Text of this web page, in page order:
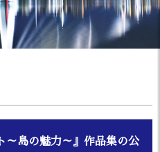
～島の魅力～』作品集の公